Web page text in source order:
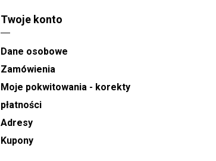
Twoje konto
Dane osobowe
Zamówienia
Moje pokwitowania - korekty
płatności
Adresy
Kupony